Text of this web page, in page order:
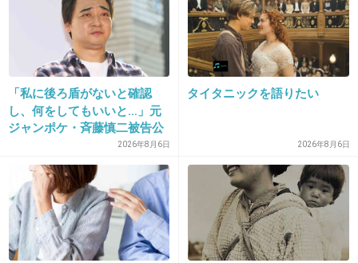
+22 -2
18. 匿名2014/05/28(水) 12:01:20
でも、230キロダイエットするってすごいね
-6
19. 匿名2014/05/28(水) 12:02:15
「私に後ろ盾がないと確認
し、何をしてもいいと…」元
ジャンポケ・斉藤慎二被告公
2026年8月6日
タイタニックを語りたい
2026年8月6日